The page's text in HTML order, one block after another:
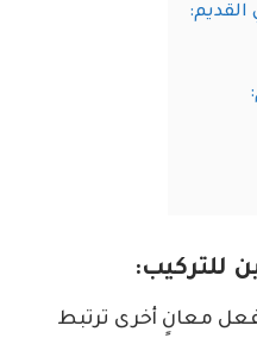
للتركيب:
معانٍ أخرى ترتبط